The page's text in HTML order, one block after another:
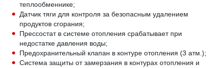
теплообменнике;
Датчик тяги для контроля за безопасным удалением
продуктов сгорания;
Прессостат в системе отопления срабатывает при
недостатке давления воды;
Предохранительный клапан в контуре отопления (3 атм.);
Система защиты от замерзания в контурах отопления и